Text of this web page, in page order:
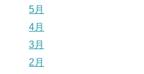
5月
4月
3月
2月